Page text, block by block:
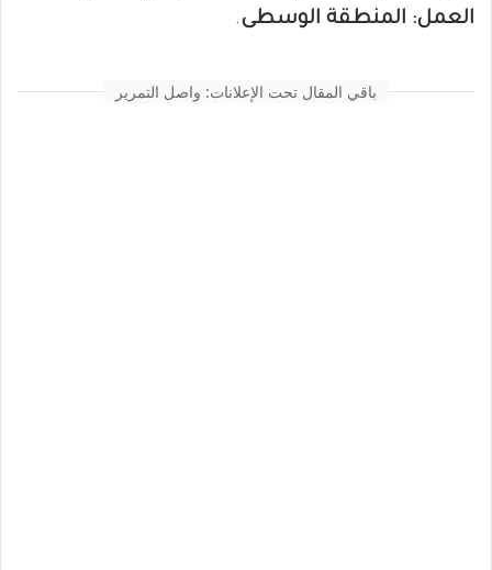
العمل: المنطقة الوسطى.
باقي المقال تحت الإعلانات: واصل التمرير